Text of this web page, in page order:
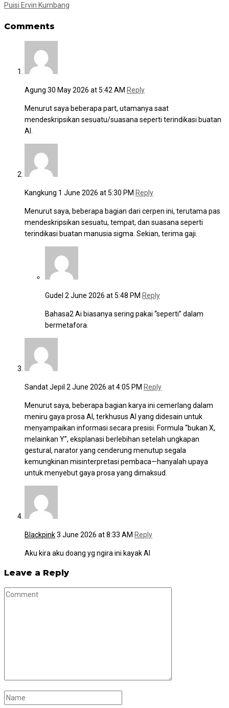
Puisi Ervin Kumbang
Comments
Agung 30 May 2026 at 5:42 AM Reply
Menurut saya beberapa part, utamanya saat
mendeskripsikan sesuatu/suasana seperti terindikasi buatan
AI.
Kangkung 1 June 2026 at 5:30 PM Reply
Menurut saya, beberapa bagian dari cerpen ini, terutama pas
mendeskripsikan sesuatu, tempat, dan suasana seperti
terindikasi buatan manusia sigma. Sekian, terima gaji.
Gudel 2 June 2026 at 5:48 PM Reply
Bahasa2 Ai biasanya sering pakai “seperti” dalam
bermetafora.
Sandat Jepil 2 June 2026 at 4:05 PM Reply
Menurut saya, beberapa bagian karya ini cemerlang dalam
meniru gaya prosa AI, terkhusus AI yang didesain untuk
menyampaikan informasi secara presisi. Formula “bukan X,
melainkan Y”, eksplanasi berlebihan setelah ungkapan
gestural, narator yang cenderung menutup segala
kemungkinan misinterpretasi pembaca—hanyalah upaya
untuk menyebut gaya prosa yang dimaksud.
Blackpink3 June 2026 at 8:33 AM Reply
Aku kira aku doang yg ngira ini kayak AI
Leave a Reply